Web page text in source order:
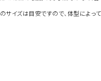
のサイズは目安ですので、体型によっ